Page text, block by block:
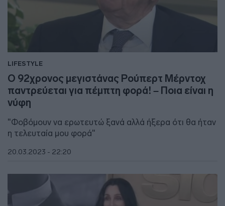
LIFESTYLE
Ο 92χρονος μεγιστάνας Ρούπερτ Μέρντοχ
παντρεύεται για πέμπτη φορά! – Ποια είναι η
νύφη
"Φοβόμουν να ερωτευτώ ξανά αλλά ήξερα ότι θα ήταν
η τελευταία μου φορά"
20.03.2023 - 22:20